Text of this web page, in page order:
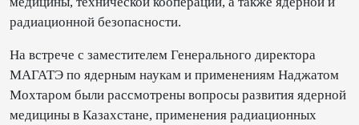
радиационной безопасности.
На встрече с заместителем Генерального директора
МАГАТЭ по ядерным наукам и применениям Наджатом
Мохтаром были рассмотрены вопросы развития ядерной
медицины в Казахстане, применения радиационных